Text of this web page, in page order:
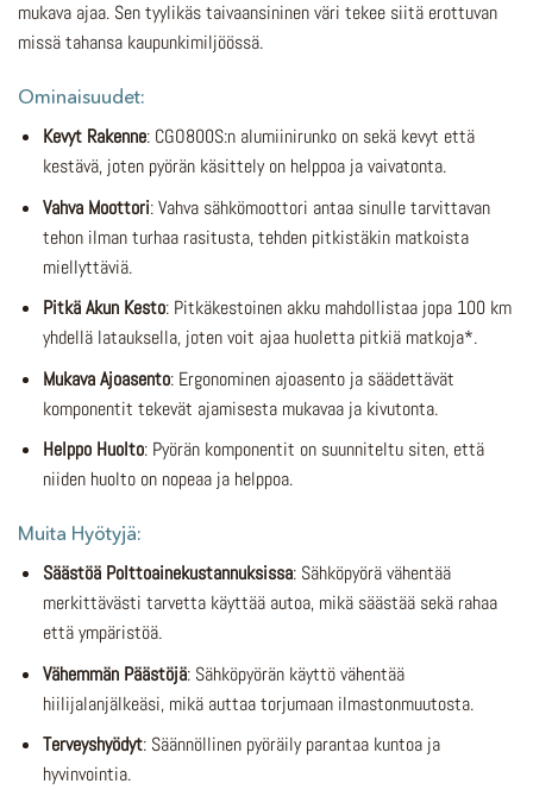
mukava ajaa. Sen tyylikäs taivaansininen väri tekee siitä erottuvan
missä tahansa kaupunkimiljöössä.
Ominaisuudet:
Kevyt Rakenne: CGO800S:n alumiinirunko on sekä kevyt että
kestävä, joten pyörän käsittely on helppoa ja vaivatonta.
Vahva Moottori: Vahva sähkömoottori antaa sinulle tarvittavan
tehon ilman turhaa rasitusta, tehden pitkistäkin matkoista
miellyttäviä.
Pitkä Akun Kesto: Pitkäkestoinen akku mahdollistaa jopa 100 km
yhdellä latauksella, joten voit ajaa huoletta pitkiä matkoja*.
Mukava Ajoasento: Ergonominen ajoasento ja säädettävät
komponentit tekevät ajamisesta mukavaa ja kivutonta.
Helppo Huolto: Pyörän komponentit on suunniteltu siten, että
niiden huolto on nopeaa ja helppoa.
Muita Hyötyjä:
Säästöä Polttoainekustannuksissa: Sähköpyörä vähentää
merkittävästi tarvetta käyttää autoa, mikä säästää sekä rahaa
että ympäristöä.
Vähemmän Päästöjä: Sähköpyörän käyttö vähentää
hiilijalanjälkeäsi, mikä auttaa torjumaan ilmastonmuutosta.
Terveyshyödyt: Säännöllinen pyöräily parantaa kuntoa ja
hyvinvointia.